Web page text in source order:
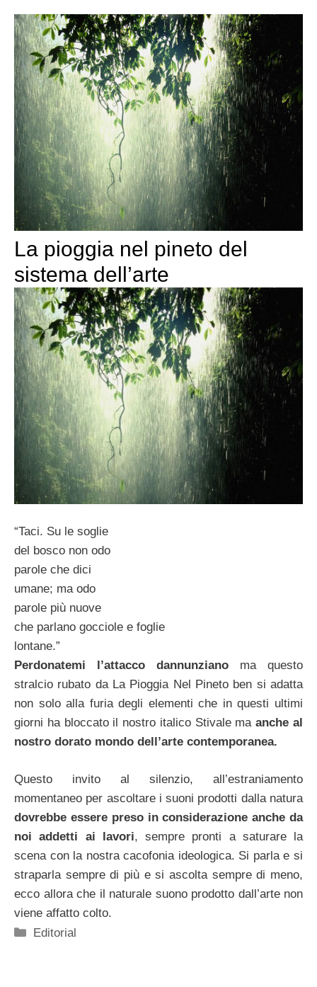
La pioggia nel pineto del
sistema dell’arte
“Taci. Su le soglie
del bosco non odo
parole che dici
umane; ma odo
parole più nuove
che parlano gocciole e foglie
lontane.”
Perdonatemi l’attacco dannunziano ma questo
stralcio rubato da La Pioggia Nel Pineto ben si adatta
non solo alla furia degli elementi che in questi ultimi
giorni ha bloccato il nostro italico Stivale maanche al
nostro dorato mondo dell’arte contemporanea.
Questo invito al silenzio, all’estraniamento
momentaneo per ascoltare i suoni prodotti dalla natura
dovrebbe essere preso in considerazione anche da
noi addetti ai lavori, sempre pronti a saturare la
scena con la nostra cacofonia ideologica. Si parla e si
straparla sempre di più e si ascolta sempre di meno,
ecco allora che il naturale suono prodotto dall’arte non
viene affatto colto.
Categorie
Editorial